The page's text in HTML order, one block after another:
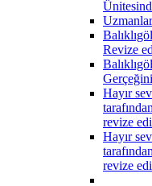
Revize
Hayır
revize
Hayır
revize